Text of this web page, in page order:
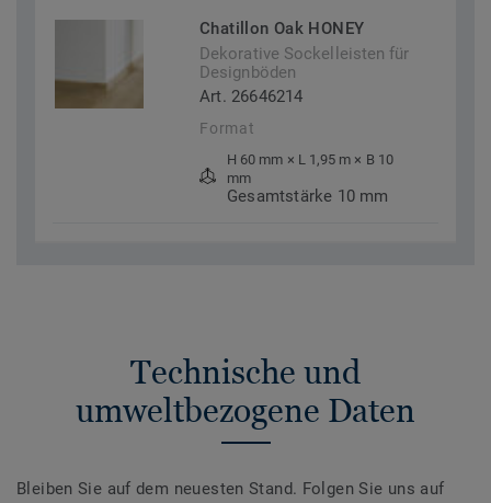
Chatillon Oak HONEY
Dekorative Sockelleisten für
Designböden
Art. 26646214
Format
H 60 mm × L 1,95 m × B 10
mm
Gesamtstärke 10 mm
Technische und
umweltbezogene Daten
Bleiben Sie auf dem neuesten Stand. Folgen Sie uns auf